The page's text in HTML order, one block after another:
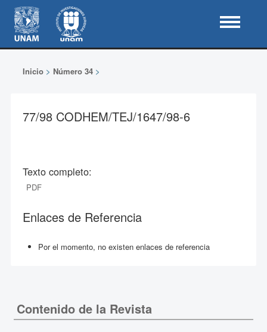
Inicio> Número 34>
77/98 CODHEM/TEJ/1647/98-6
Texto completo:
PDF
Enlaces de Referencia
Por el momento, no existen enlaces de referencia
Contenido de la Revista